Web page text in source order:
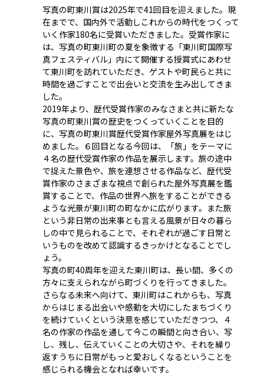
写真の町東川賞は2025年で41回目を迎えました。現
在までで、国内外で活動しこれからの時代をつくって
いく作家180名に受賞いただきました。受賞作家に
は、写真の町東川町の夏を象徴する「東川町国際写
真フェスティバル」内にて開催する授賞式にあわせ
て東川町を訪れていただき、ゲストや町民らと共に
時間を過ごすことで出会いと交流を生み出してきま
した。
2019年より、歴代受賞作家のみなさまと共に新たな
写真の町東川賞の歴史をつくっていくことを目的
に、写真の町東川賞歴代受賞作家屋外写真展をはじ
めました。６回目となる今回は、「旅」をテーマに
４名の歴代受賞作家の作品を展示します。旅の途中
で捉えた景色や、旅を連想させる作品など、歴代受
賞作家のさまざまな視点で創られた屋外写真展を鑑
賞することで、作品の世界へ旅をすることができる
ような光景が東川町の町なかに広がります。また旅
という非日常の出来事とも言える風景が日々の暮ら
しの中で見られることで、それぞれが過ごす日常と
いうものを改めて認識するきっかけとなることでし
ょう。
写真の町40周年を迎えた東川町は、長い間、多くの
方々に支えられながら町づくりを行ってきました。
さらなる未来へ向けて、東川町はこれからも、写真
からはじまる出会いや感動を大切にしたまちづくり
を続けていくという決意を感じていただきつつ、４
名の作家の作品を通して今この瞬間と向き合い、写
し、残し、伝えていくことの大切さや、それを繰り
返すうちに日常がもっと愛おしくなるということを
感じられる機会となれば幸いです。